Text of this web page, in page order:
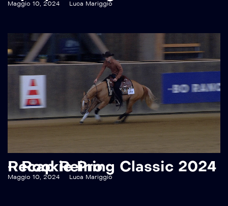
Maggio 10, 2024 Luca Mariggiò
Recap Reining Classic 2024 – Rookie Pro
Maggio 10, 2024 Luca Mariggiò